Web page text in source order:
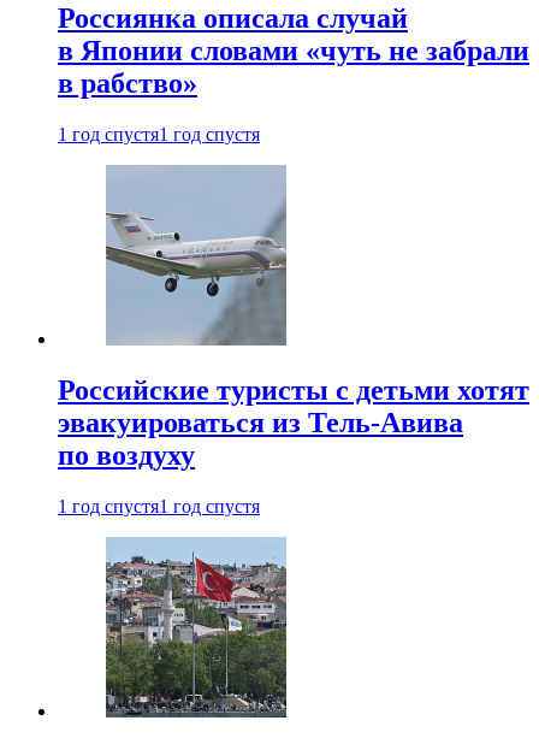
Россиянка описала случай
в Японии словами «чуть не забрали
в рабство»
1 год спустя1 год спустя
Российские туристы с детьми хотят
эвакуироваться из Тель-Авива
по воздуху
1 год спустя1 год спустя